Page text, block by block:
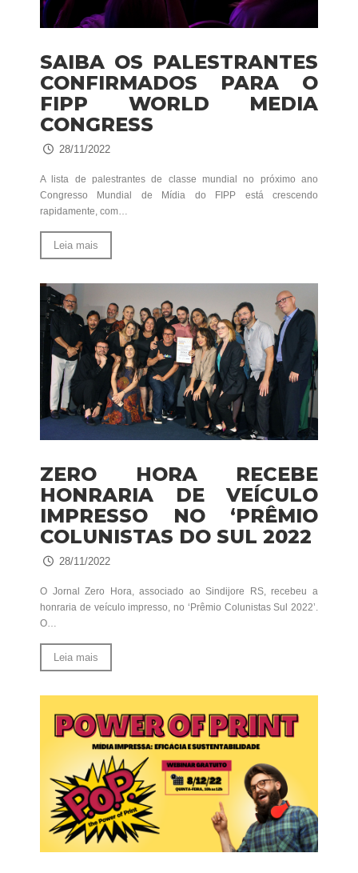
SAIBA OS PALESTRANTES
CONFIRMADOS PARA O
FIPP WORLD MEDIA
CONGRESS
28/11/2022
A lista de palestrantes de classe mundial no próximo ano
Congresso Mundial de Mídia do FIPP está crescendo
rapidamente, com…
Leia mais
ZERO HORA RECEBE
HONRARIA DE VEÍCULO
IMPRESSO NO ‘PRÊMIO
COLUNISTAS DO SUL 2022
28/11/2022
O Jornal Zero Hora, associado ao Sindijore RS, recebeu a
honraria de veículo impresso, no ‘Prêmio Colunistas Sul 2022’.
O…
Leia mais